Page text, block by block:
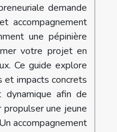
demande
accompagnement
une pépinière
votre projet en
Ce guide explore
et impacts concrets
dynamique afin de
une jeune
accompagnement